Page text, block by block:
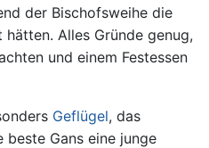
der Bischofsweihe die
Alles Gründe genug,
und einem Festessen
Geflügel, das
Gans eine junge